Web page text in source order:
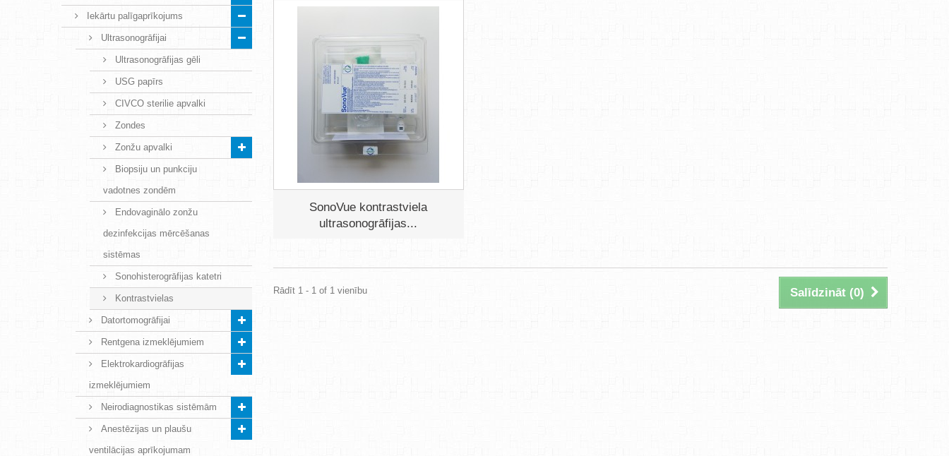
Iekārtu palīgaprīkojums
Ultrasonogrāfijai
Ultrasonogrāfijas gēli
USG papīrs
CIVCO sterilie apvalki
Zondes
Zonžu apvalki
Biopsiju un punkciju
vadotnes zondēm
Endovaginālo zonžu
dezinfekcijas mērcēšanas
sistēmas
Sonohisterogrāfijas katetri
Kontrastvielas
Datortomogrāfijai
Rentgena izmeklējumiem
Elektrokardiogrāfijas
izmeklējumiem
Neirodiagnostikas sistēmām
Anestēzijas un plaušu
ventilācijas aprīkojumam
SonoVue kontrastviela
ultrasonogrāfijas...
Salīdzināt (0)
Rādīt 1 - 1 of 1 vienību